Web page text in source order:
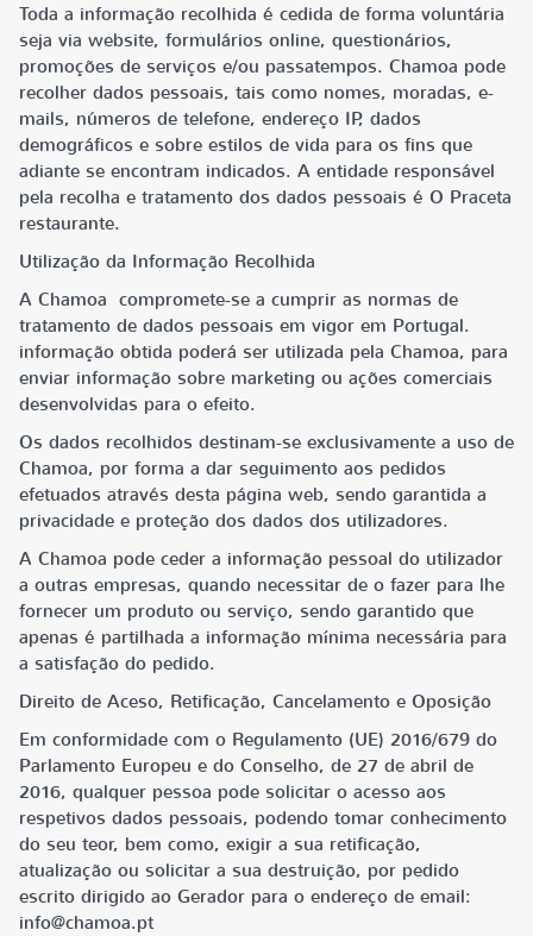
Toda a informação recolhida é cedida de forma voluntária
seja via website, formulários online, questionários,
promoções de serviços e/ou passatempos. Chamoa pode
recolher dados pessoais, tais como nomes, moradas, e-
mails, números de telefone, endereço IP, dados
demográficos e sobre estilos de vida para os fins que
adiante se encontram indicados. A entidade responsável
pela recolha e tratamento dos dados pessoais é O Praceta
restaurante.
Utilização da Informação Recolhida
A Chamoa compromete-se a cumprir as normas de
tratamento de dados pessoais em vigor em Portugal.
informação obtida poderá ser utilizada pela Chamoa, para
enviar informação sobre marketing ou ações comerciais
desenvolvidas para o efeito.
Os dados recolhidos destinam-se exclusivamente a uso de
Chamoa, por forma a dar seguimento aos pedidos
efetuados através desta página web, sendo garantida a
privacidade e proteção dos dados dos utilizadores.
A Chamoa pode ceder a informação pessoal do utilizador
a outras empresas, quando necessitar de o fazer para lhe
fornecer um produto ou serviço, sendo garantido que
apenas é partilhada a informação mínima necessária para
a satisfação do pedido.
Direito de Aceso, Retificação, Cancelamento e Oposição
Em conformidade com o Regulamento (UE) 2016/679 do
Parlamento Europeu e do Conselho, de 27 de abril de
2016, qualquer pessoa pode solicitar o acesso aos
respetivos dados pessoais, podendo tomar conhecimento
do seu teor, bem como, exigir a sua retificação,
atualização ou solicitar a sua destruição, por pedido
escrito dirigido ao Gerador para o endereço de email:
info@chamoa.pt